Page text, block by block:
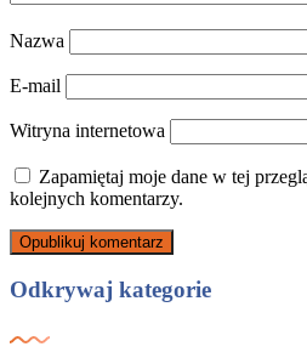
Nazwa
E-mail
Witryna internetowa
Zapamiętaj moje dane w tej
kolejnych komentarzy.
Odkrywaj kategorie